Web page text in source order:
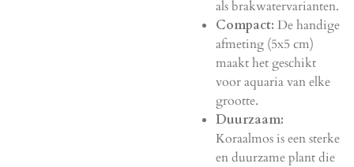
als brakwatervarianten.
Compact: De handige
afmeting (5x5 cm)
maakt het geschikt
voor aquaria van elke
grootte.
Duurzaam:
Koraalmos is een sterke
en duurzame plant die